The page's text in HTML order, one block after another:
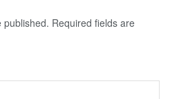
published. Required fields are